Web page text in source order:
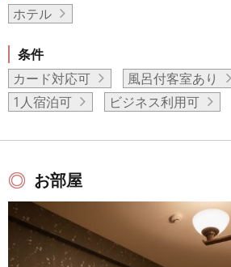
ホテル
条件
カード対応可
風呂付客室あり
1人宿泊可
ビジネス利用可
お部屋